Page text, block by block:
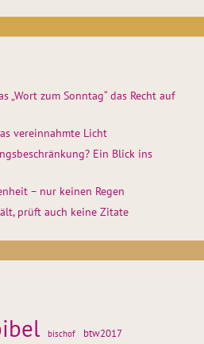
„Wort zum Sonntag“ das Recht auf
vereinnahmte Licht
Ein Blick ins
– nur keinen Regen
prüft auch keine Zitate
bischof btw2017